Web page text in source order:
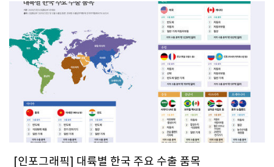
[인포그래픽] 대륙별 한국 주요 수출 품목